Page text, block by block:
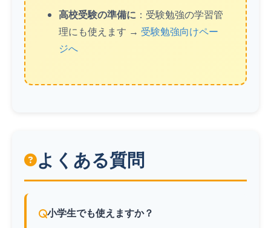
高校受験の準備に ：受験勉強の学習管
理にも使えます → 受験勉強向けペー
ジへ
よくある質問
小学生でも使えますか？